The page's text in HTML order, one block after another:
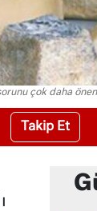
çok daha
Takip Et